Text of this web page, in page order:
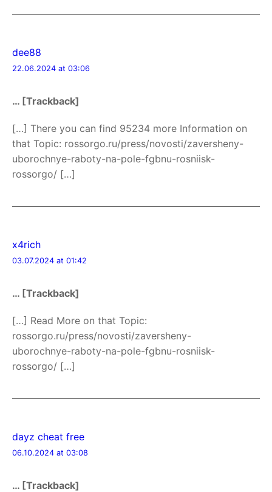
dee88
22.06.2024 at 03:06
… [Trackback]
[…] There you can find 95234 more Information on
that Topic: rossorgo.ru/press/novosti/zaversheny-
uborochnye-raboty-na-pole-fgbnu-rosniisk-
rossorgo/ […]
x4rich
03.07.2024 at 01:42
… [Trackback]
[…] Read More on that Topic:
rossorgo.ru/press/novosti/zaversheny-
uborochnye-raboty-na-pole-fgbnu-rosniisk-
rossorgo/ […]
dayz cheat free
06.10.2024 at 03:08
… [Trackback]